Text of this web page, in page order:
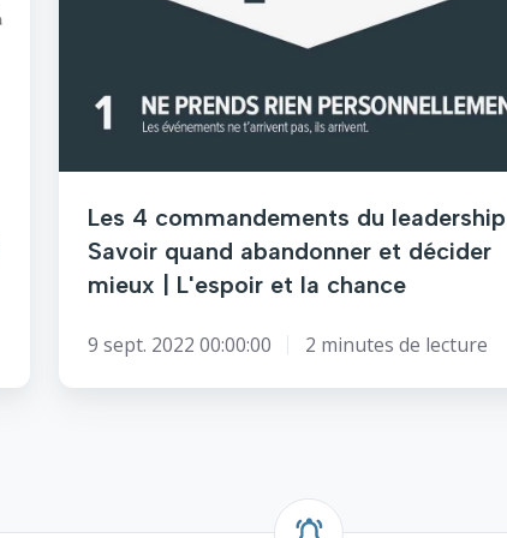
abandonner
décider
mieux
L'espoir
chance
Les 4 commandements du leadership |
Savoir quand abandonner et décider
mieux | L'espoir et la chance
9 sept. 2022 00:00:00 2 minutes de lecture